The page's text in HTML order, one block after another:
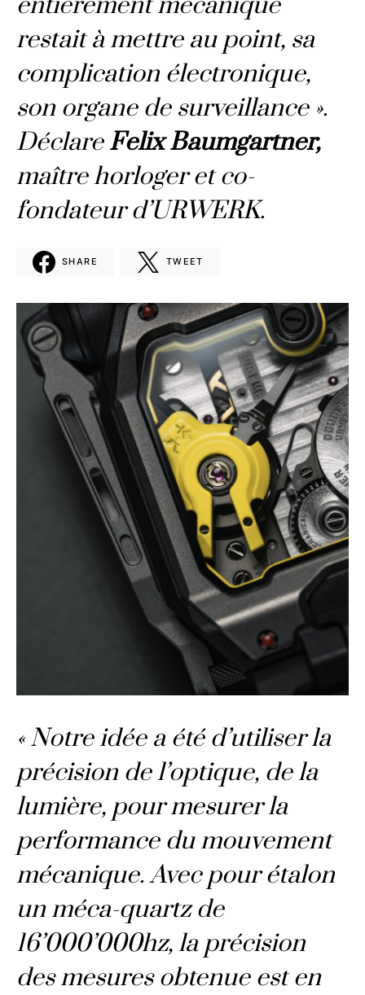
restait à mettre au point, sa
complication électronique,
son organe de surveillance ».
DéclareFelix Baumgartner,
maître horloger et co-
fondateur d’URWERK.
SHARE TWEET
« Notre idée a été d’utiliser la
précision de l’optique, de la
lumière, pour mesurer la
performance du mouvement
mécanique. Avec pour étalon
un méca-quartz de
16’000’000hz, la précision
des mesures obtenue est en